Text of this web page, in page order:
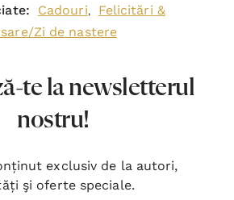
Cadouri,
Felicitări &
Zi de nastere
te la newsletterul
nostru!
exclusiv de la autori,
şi oferte speciale.